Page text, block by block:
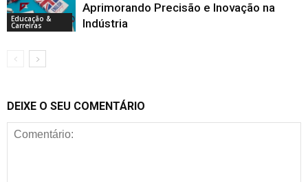
Educação &
Carreiras
Aprimorando Precisão e Inovação na
Indústria
DEIXE O SEU COMENTÁRIO